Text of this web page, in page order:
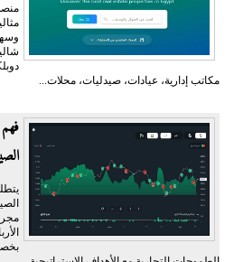
مكاتب إدارية، عيادات، صيدليات، محلات...